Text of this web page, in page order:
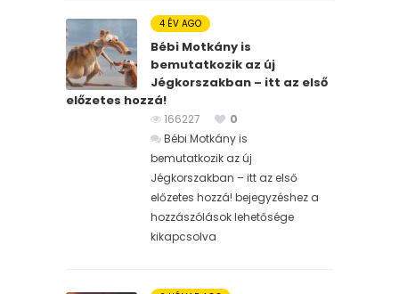
4 ÉV AGO
Bébi Motkány is
bemutatkozik az új
Jégkorszakban – itt az első
előzetes hozzá!
166227
0
Bébi Motkány is
bemutatkozik az új
Jégkorszakban – itt az első
előzetes hozzá! bejegyzéshez a
hozzászólások lehetősége
kikapcsolva